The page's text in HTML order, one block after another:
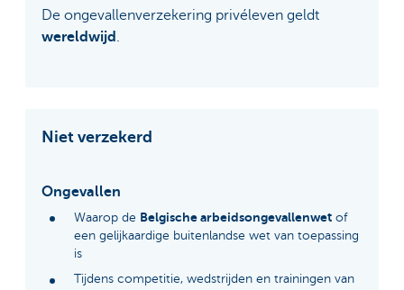
De ongevallenverzekering privéleven geldt
wereldwijd .
Niet verzekerd
Ongevallen
Waarop de Belgische arbeidsongevallenwet of
een gelijkaardige buitenlandse wet van toepassing
is
Tijdens competitie, wedstrijden en trainingen van